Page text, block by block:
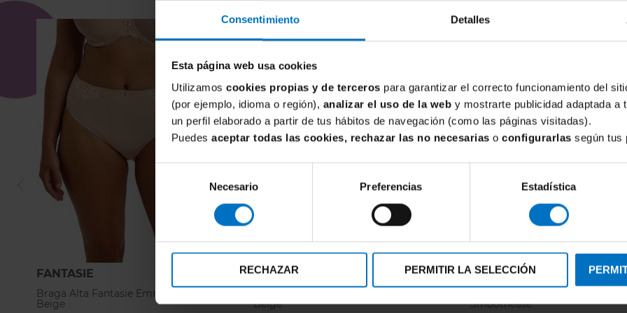
Consentimiento Detalles
Esta página web usa cookies
Utilizamos cookies propias y de terceros para garantizar el correcto funcionamiento del
(por ejemplo, idioma o región), analizar el uso de la web y mostrarte publicidad adaptada a
un perfil elaborado a partir de tus hábitos de navegación (como las páginas visitadas).
Puedes aceptar todas las cookies, rechazar las no necesarias o configurarlas según tus
consentimiento
Necesario Preferencias Estadística
RECHAZAR PERMITIR LA SELECCIÓN
como Fantasie y
ajuste sea el
Si buscas un
Fantasie
dentro del saber
Atención:Fantasie
otras marcas
nosotras,
FANTASIE
Braga Alta Fantasie Emmaline Natural
Beige
FANTASIE
Beige
FANTASIE
Smoothease